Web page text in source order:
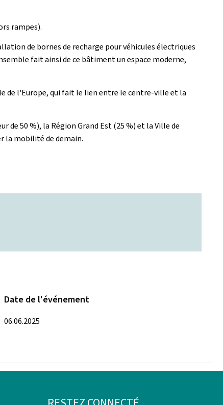
rampes).
de bornes de recharge pour véhicules électriques
fait ainsi de ce bâtiment un espace moderne,
de l'Europe, qui fait le lien entre le centre-ville et la
de 50 %), la Région Grand Est (25 %) et la Ville de
la mobilité de demain.
Date de l'événement
06.06.2025